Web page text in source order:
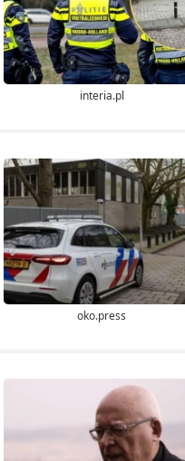
interia.pl
oko.press